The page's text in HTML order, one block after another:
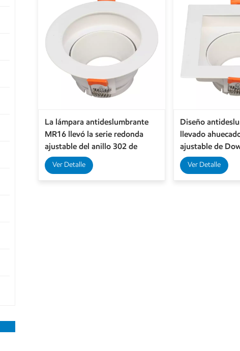
La lámpara antideslumbrante
MR16 llevó la serie redonda
ajustable del anillo 302 de
Downlights Gu10
Ver Detalle
Diseño
llevado
ajustable de
lámpara
Ver Detalle